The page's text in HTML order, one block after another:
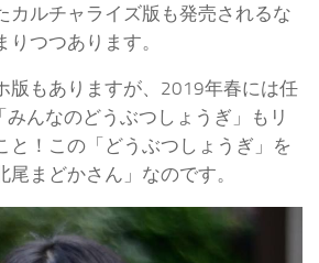
カルチャライズ版も発売されるな
つつあります。
版もありますが、2019年春には任
みんなのどうぶつしょうぎ」もリ
と！この「どうぶつしょうぎ」を
まどかさん」なのです。